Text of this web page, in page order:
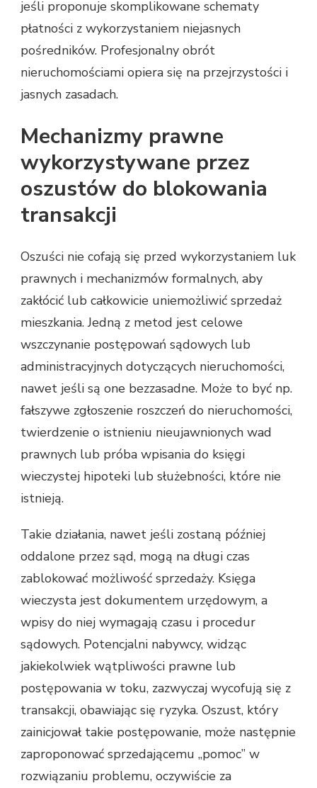
jeśli proponuje skomplikowane schematy
płatności z wykorzystaniem niejasnych
pośredników. Profesjonalny obrót
nieruchomościami opiera się na przejrzystości i
jasnych zasadach.
Mechanizmy prawne
wykorzystywane przez
oszustów do blokowania
transakcji
Oszuści nie cofają się przed wykorzystaniem luk
prawnych i mechanizmów formalnych, aby
zakłócić lub całkowicie uniemożliwić sprzedaż
mieszkania. Jedną z metod jest celowe
wszczynanie postępowań sądowych lub
administracyjnych dotyczących nieruchomości,
nawet jeśli są one bezzasadne. Może to być np.
fałszywe zgłoszenie roszczeń do nieruchomości,
twierdzenie o istnieniu nieujawnionych wad
prawnych lub próba wpisania do księgi
wieczystej hipoteki lub służebności, które nie
istnieją.
Takie działania, nawet jeśli zostaną później
oddalone przez sąd, mogą na długi czas
zablokować możliwość sprzedaży. Księga
wieczysta jest dokumentem urzędowym, a
wpisy do niej wymagają czasu i procedur
sądowych. Potencjalni nabywcy, widząc
jakiekolwiek wątpliwości prawne lub
postępowania w toku, zazwyczaj wycofują się z
transakcji, obawiając się ryzyka. Oszust, który
zainicjował takie postępowanie, może następnie
zaproponować sprzedającemu „pomoc” w
rozwiązaniu problemu, oczywiście za